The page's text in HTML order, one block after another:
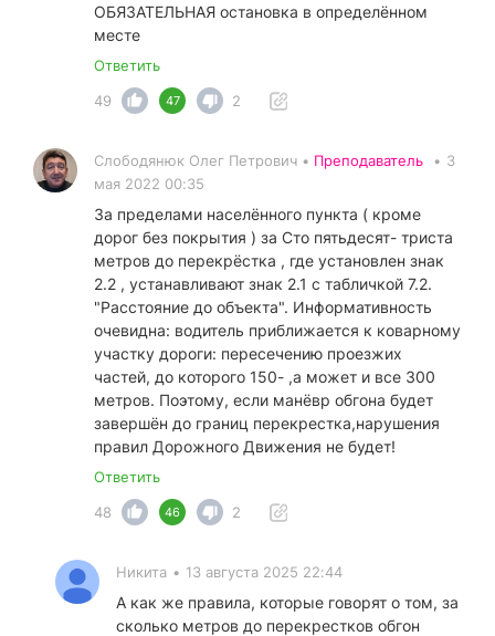
ОБЯЗАТЕЛЬНАЯ остановка в определённом
месте
Ответить
49
47 2
Слободянюк Олег Петрович • Преподаватель • 3
мая 2022 00:35
За пределами населённого пункта ( кроме
дорог без покрытия ) за Сто пятьдесят- триста
метров до перекрёстка , где установлен знак
2.2 , устанавливают знак 2.1 с табличкой 7.2.
"Расстояние до объекта". Информативность
очевидна: водитель приближается к коварному
участку дороги: пересечению проезжих
частей, до которого 150- ,а может и все 300
метров. Поэтому, если манёвр обгона будет
завершён до границ перекрестка,нарушения
правил Дорожного Движения не будет!
Ответить
48
46 2
Никита • 13 августа 2025 22:44
А как же правила, которые говорят о том, за
сколько метров до перекрестков обгон